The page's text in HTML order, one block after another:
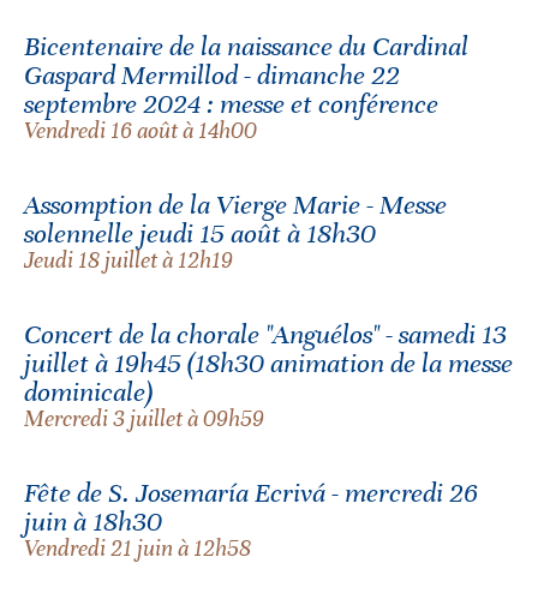
Bicentenaire de la naissance du Cardinal
Gaspard Mermillod - dimanche 22
septembre 2024 : messe et conférence
Vendredi 16 août à 14h00
Assomption de la Vierge Marie - Messe
solennelle jeudi 15 août à 18h30
Jeudi 18 juillet à 12h19
Concert de la chorale "Anguélos" - samedi 13
juillet à 19h45 (18h30 animation de la messe
dominicale)
Mercredi 3 juillet à 09h59
Fête de S. Josemaría Ecrivá - mercredi 26
juin à 18h30
Vendredi 21 juin à 12h58